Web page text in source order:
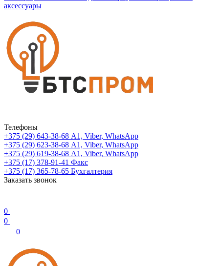
аксессуары
Телефоны
+375 (29) 643-38-68 А1, Viber, WhatsApp
+375 (29) 623-38-68 А1, Viber, WhatsApp
+375 (29) 619-38-68 А1, Viber, WhatsApp
+375 (17) 378-91-41 Факс
+375 (17) 365-78-65 Бухгалтерия
Заказать звонок
0
0
0